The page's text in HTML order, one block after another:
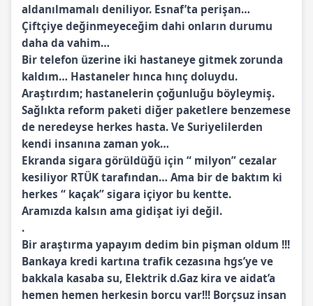
aldanılmamalı deniliyor. Esnaf’ta perişan…
Çiftçiye değinmeyeceğim dahi onların durumu
daha da vahim…
Bir telefon üzerine iki hastaneye gitmek zorunda
kaldım… Hastaneler hınca hınç doluydu.
Araştırdım; hastanelerin çoğunluğu böyleymiş.
Sağlıkta reform paketi diğer paketlere benzemese
de neredeyse herkes hasta. Ve Suriyelilerden
kendi insanına zaman yok…
Ekranda sigara görüldüğü için “ milyon” cezalar
kesiliyor RTÜK tarafından… Ama bir de baktım ki
herkes “ kaçak” sigara içiyor bu kentte.
Aramızda kalsın ama gidişat iyi değil.
.
Bir araştırma yapayım dedim bin pişman oldum !!!
Bankaya kredi kartına trafik cezasına hgs’ye ve
bakkala kasaba su, Elektrik d.Gaz kira ve aidat’a
hemen hemen herkesin borcu var!!! Borçsuz insan